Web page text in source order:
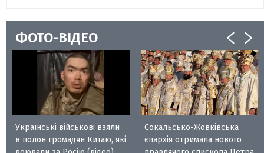
ФОТО-ВІДЕО
Українські військові взяли
в полон громадян Китаю, які
Сокальсько-Жовківська
єпархія отримала нового